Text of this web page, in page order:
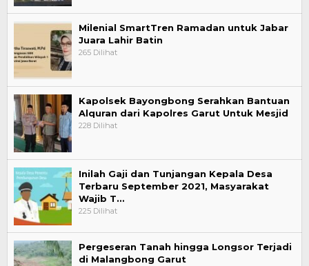
Milenial SmartTren Ramadan untuk Jabar
Juara Lahir Batin
265 Dilihat
Kapolsek Bayongbong Serahkan Bantuan
Alquran dari Kapolres Garut Untuk Mesjid
228 Dilihat
Inilah Gaji dan Tunjangan Kepala Desa
Terbaru September 2021, Masyarakat
Wajib T…
225 Dilihat
Pergeseran Tanah hingga Longsor Terjadi
di Malangbong Garut